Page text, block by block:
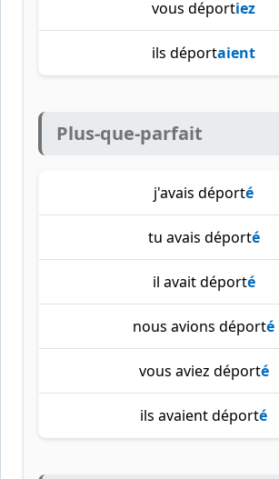
vous déportiez
ils déportaient
Plus-que-parfait
j'avais déporté
tu avais déporté
il avait déporté
nous avions déporté
vous aviez déporté
ils avaient déporté